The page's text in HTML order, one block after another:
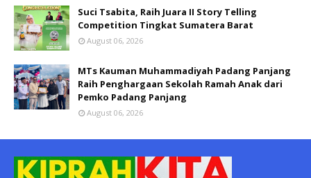
Suci Tsabita, Raih Juara II Story Telling
Competition Tingkat Sumatera Barat
August 06, 2026
MTs Kauman Muhammadiyah Padang Panjang
Raih Penghargaan Sekolah Ramah Anak dari
Pemko Padang Panjang
August 06, 2026